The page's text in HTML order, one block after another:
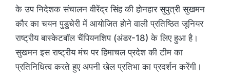
के उप निदेशक संचालन वीरेंद्र सिंह की होनहार सुपुत्री सुखमन
कौर का चयन पुडुचेरी में आयोजित होने वाली प्रतिष्ठित जूनियर
राष्ट्रीय बास्केटबॉल चैंपियनशिप (अंडर-18) के लिए हुआ है।
सुखमन इस राष्ट्रीय मंच पर हिमाचल प्रदेश की टीम का
प्रतिनिधित्व करते हुए अपनी खेल प्रतिभा का प्रदर्शन करेंगी।